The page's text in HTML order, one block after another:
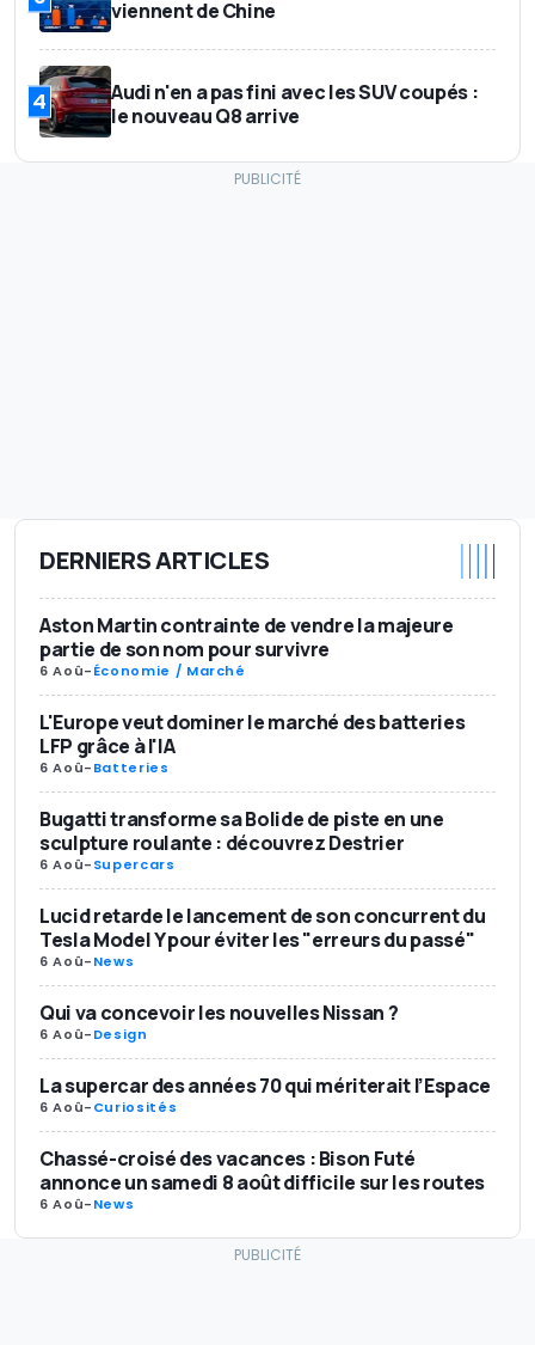
viennent de Chine
4
Audi n'en a pas fini avec les SUV coupés :
le nouveau Q8 arrive
DERNIERS ARTICLES
Aston Martin contrainte de vendre la majeure
partie de son nom pour survivre
6 Aoû-Économie / Marché
L'Europe veut dominer le marché des batteries
LFP grâce à l'IA
6 Aoû-Batteries
Bugatti transforme sa Bolide de piste en une
sculpture roulante : découvrez Destrier
6 Aoû-Supercars
Lucid retarde le lancement de son concurrent du
Tesla Model Y pour éviter les "erreurs du passé"
6 Aoû-News
Qui va concevoir les nouvelles Nissan ?
6 Aoû-Design
La supercar des années 70 qui mériterait l’Espace
6 Aoû-Curiosités
Chassé-croisé des vacances : Bison Futé
annonce un samedi 8 août difficile sur les routes
6 Aoû-News